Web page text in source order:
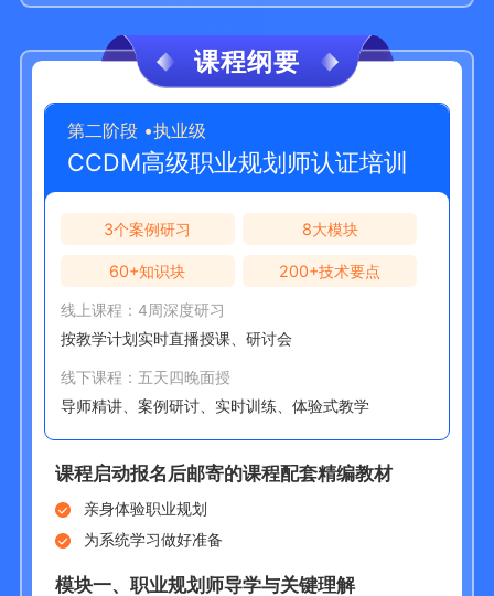
课程纲要
第二阶段 •执业级
CCDM高级职业规划师认证培训
3个案例研习 8大模块
60+知识块 200+技术要点
线上课程：4周深度研习
按教学计划实时直播授课、研讨会
线下课程：五天四晚面授
导师精讲、案例研讨、实时训练、体验式教学
课程启动报名后邮寄的课程配套精编教材
亲身体验职业规划
为系统学习做好准备
模块一、 职业规划师导学与关键理解